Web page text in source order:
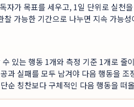
자가 목표를 세우고, 1일 단위로 실천
찰 가능한 기간으로 나누면 지속 가능
있는 행동 1개와 측정 기준 1개로 줄
과 실패를 모두 남겨야 다음 행동을 조
순 칭찬보다 구체적인 다음 행동을 떠